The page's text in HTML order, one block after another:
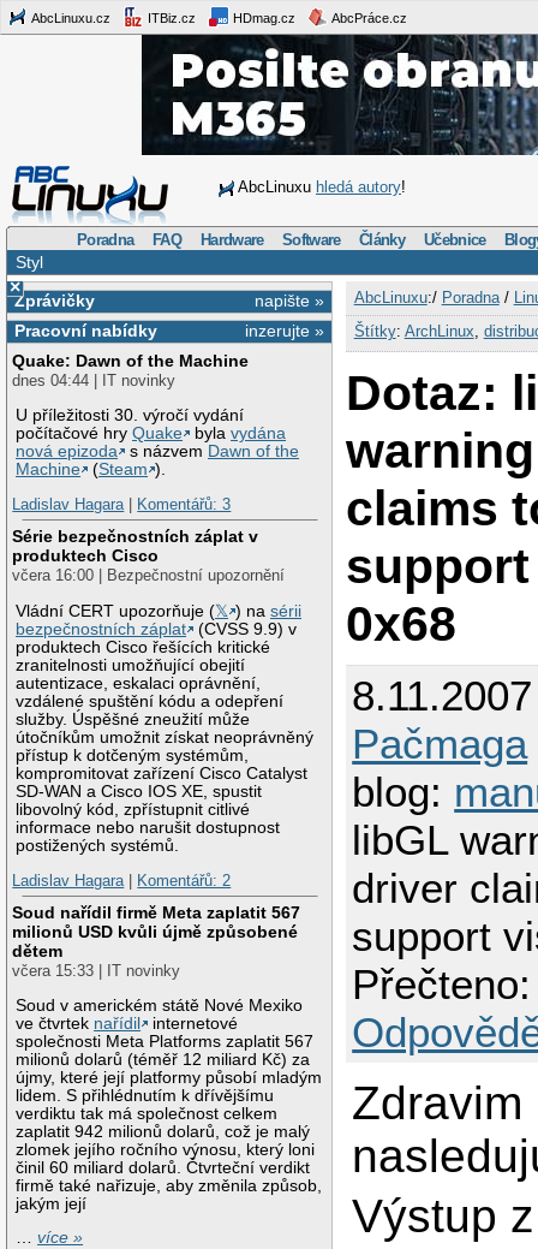
AbcLinuxu.cz ITBiz.cz HDmag.cz AbcPráce.cz
AbcLinuxu hledá autory!
Poradna FAQ Hardware Software Články Učebnice
Styl
×
napište »
Zprávičky
inzerujte »
Pracovní nabídky
Quake: Dawn of the Machine
dnes 04:44 | IT novinky
U příležitosti 30. výročí vydání
počítačové hryQuake bylavydána
nová epizoda
s názvem Dawn of the
Machine
(Steam ).
Ladislav Hagara| Komentářů: 3
Série bezpečnostních záplat v
produktech Cisco
včera 16:00 | Bezpečnostní upozornění
Vládní CERT upozorňuje (𝕏 ) nasérii
bezpečnostních záplat
(CVSS 9.9) v
produktech Cisco řešících kritické
zranitelnosti umožňující obejití
autentizace, eskalaci oprávnění,
vzdálené spuštění kódu a odepření
služby. Úspěšné zneužití může
útočníkům umožnit získat neoprávněný
přístup k dotčeným systémům,
kompromitovat zařízení Cisco Catalyst
SD-WAN a Cisco IOS XE, spustit
libovolný kód, zpřístupnit citlivé
informace nebo narušit dostupnost
postižených systémů.
Ladislav Hagara| Komentářů: 2
Soud nařídil firmě Meta zaplatit 567
milionů USD kvůli újmě způsobené
dětem
včera 15:33 | IT novinky
Soud v americkém státě Nové Mexiko
ve čtvrtek nařídil
internetové
společnosti Meta Platforms zaplatit 567
milionů dolarů (téměř 12 miliard Kč) za
újmy, které její platformy působí mladým
lidem. S přihlédnutím k dřívějšímu
verdiktu tak má společnost celkem
zaplatit 942 milionů dolarů, což je malý
zlomek jejího ročního výnosu, který loni
činil 60 miliard dolarů. Čtvrteční verdikt
firmě také nařizuje, aby změnila způsob,
jakým její
…více »
AbcLinuxu:/ Poradna/
Štítky: ArchLinux
Dotaz:
claims
0x68
Pačmaga
blog:
libGL
driver
support
Zdravim
Výstup